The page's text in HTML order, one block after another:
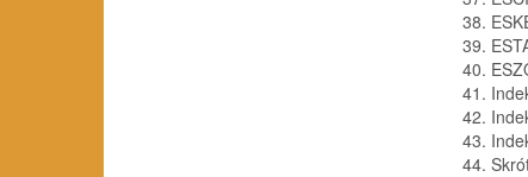
38.
39.
40.
41.
42.
43.
44.